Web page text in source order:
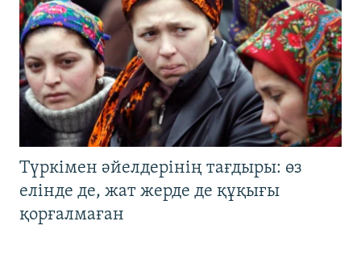
Түркімен әйелдерінің тағдыры: өз
елінде де, жат жерде де құқығы
қорғалмаған